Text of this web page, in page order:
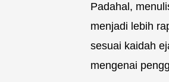
Padahal,
menjadi lebih
sesuai kaidah
mengenai